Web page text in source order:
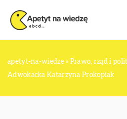
apetyt-na-wiedze» Prawo, rząd i
Adwokacka Katarzyna Prokopiak